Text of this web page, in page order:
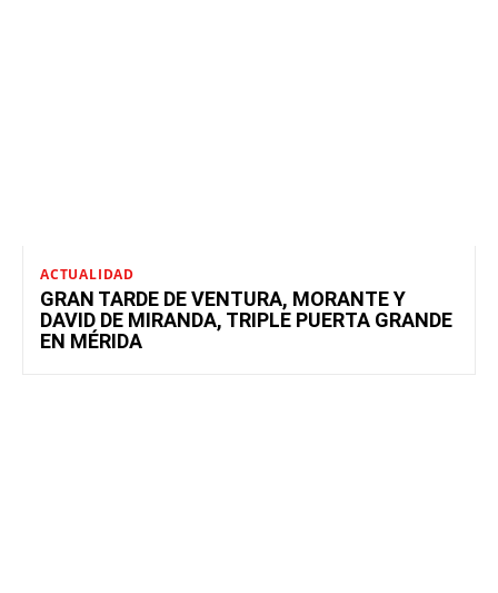
ACTUALIDAD
GRAN TARDE DE VENTURA, MORANTE Y
DAVID DE MIRANDA, TRIPLE PUERTA GRANDE
EN MÉRIDA